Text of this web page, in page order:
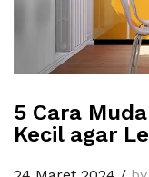
5 Cara
Kecil agar